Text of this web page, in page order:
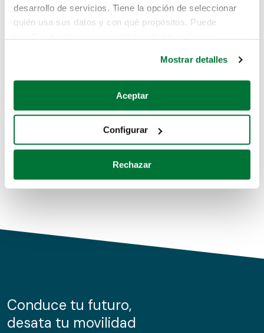
desarrollo de servicios. Tiene la opción de seleccionar
quién usa sus datos y con qué propósitos. Puede
Si lo permite, también quisiéramos:
Recopilar información sobre su ubicación geográfica
Identificar su dispositivo analizándolo activamente
para buscar características específicas (huellas
Obtenga más información sobre cómo se procesan sus
de cookies.
información sobre el uso que haga del sitio web con
nuestros partners de redes sociales, publicidad y análisis
Mostrar detalles
Aceptar
Configurar
Rechazar
Pero puedes encontrar el coche que estás
buscando en alguno de estos enlaces:
Coches de segunda mano
Coches de km0
Conduce tu futuro,
desata tu movilidad